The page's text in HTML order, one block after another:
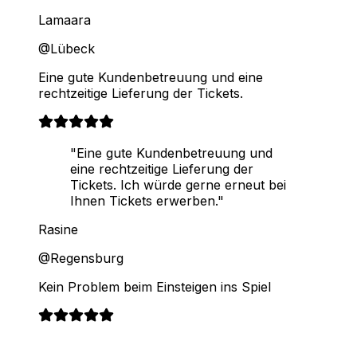
Lamaara
@Lübeck
Eine gute Kundenbetreuung und eine
rechtzeitige Lieferung der Tickets.
"Eine gute Kundenbetreuung und
eine rechtzeitige Lieferung der
Tickets. Ich würde gerne erneut bei
Ihnen Tickets erwerben."
Rasine
@Regensburg
Kein Problem beim Einsteigen ins Spiel